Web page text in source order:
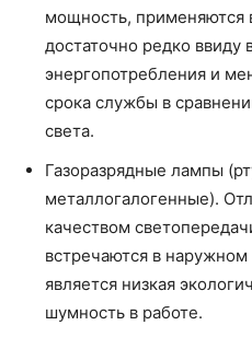
мощность,
достаточно редко ввиду
энергопотребления и
срока службы в
света.
Газоразрядные лампы
металлогалогенные).
качеством
встречаются в
является низкая
шумность в работе.